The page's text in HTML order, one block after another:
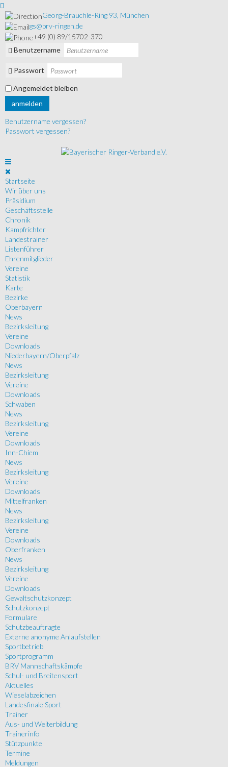
Georg-Brauchle-Ring 93, München
gs@brv-ringen.de
+49 (0) 89/15702-370
Benutzername
Passwort
Angemeldet bleiben
anmelden
Benutzername vergessen?
Passwort vergessen?
Startseite
Wir über uns
Präsidium
Geschäftsstelle
Chronik
Kampfrichter
Landestrainer
Listenführer
Ehrenmitglieder
Vereine
Statistik
Karte
Bezirke
Oberbayern
News
Bezirksleitung
Vereine
Downloads
Niederbayern/Oberpfalz
News
Bezirksleitung
Vereine
Downloads
Schwaben
News
Bezirksleitung
Vereine
Downloads
Inn-Chiem
News
Bezirksleitung
Vereine
Downloads
Mittelfranken
News
Bezirksleitung
Vereine
Downloads
Oberfranken
News
Bezirksleitung
Vereine
Downloads
Gewaltschutzkonzept
Schutzkonzept
Formulare
Schutzbeauftragte
Externe anonyme Anlaufstellen
Sportbetrieb
Sportprogramm
BRV Mannschaftskämpfe
Schul- und Breitensport
Aktuelles
Wieselabzeichen
Landesfinale Sport
Trainer
Aus- und Weiterbildung
Trainerinfo
Stützpunkte
Termine
Meldungen